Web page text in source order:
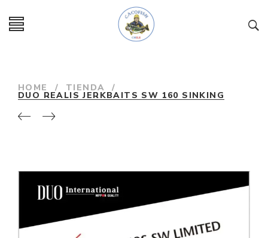
HOME / TIENDA /
DUO REALIS JERKBAITS SW 160 SINKING